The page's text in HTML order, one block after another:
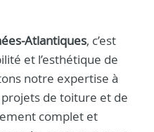
Atlantiques, c’est
et l’esthétique de
notre expertise à
de toiture et de
complet et